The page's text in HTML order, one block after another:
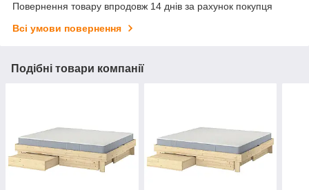
Повернення товару впродовж 14 днів за рахунок покупця
Всі умови повернення
Подібні товари компанії